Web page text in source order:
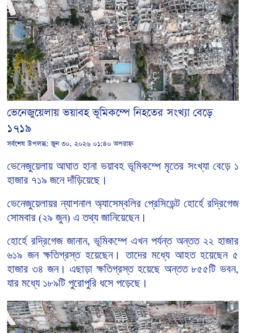
ভেনেজুয়েলায় ভয়াবহ ভূমিকম্পে নিহতের সংখ্যা বেড়ে
১৭১৯
সর্বশেষ উপলব্ধ:জুন ৩০, ২০২৬ ০১:৪০ অপরাহ্ন
ভেনেজুয়েলায় আঘাত হানা ভয়াবহ ভূমিকম্পে মৃতের সংখ্যা বেড়ে ১
হাজার ৭১৯ জনে দাঁড়িয়েছে।
ভেনেজুয়েলায়র ন্যাশনাল অ্যাসেম্বলির প্রেসিডেন্ট হোর্হে রদ্রিগেজ
সোমবার (২৯ জুন) এ তথ্য জানিয়েছেন।
হোর্হে রদ্রিগেজ জানান,ভূমিকম্পে এখন পর্যন্ত অন্তত ২২ হাজার
৬১৯ জন ক্ষতিগ্রস্ত হয়েছেন। তাদের মধ্যে আহত হয়েছেন ৫
হাজার ৩৪ জন। এছাড়া ক্ষতিগ্রস্ত হয়েছে অন্তত ৮৫৫টি ভবন,
যার মধ্যে ১৮৯টি পুরোপুরি ধসে পড়েছে।